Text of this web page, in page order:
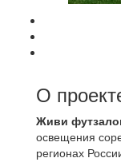
О
Живи
освещения
регионах